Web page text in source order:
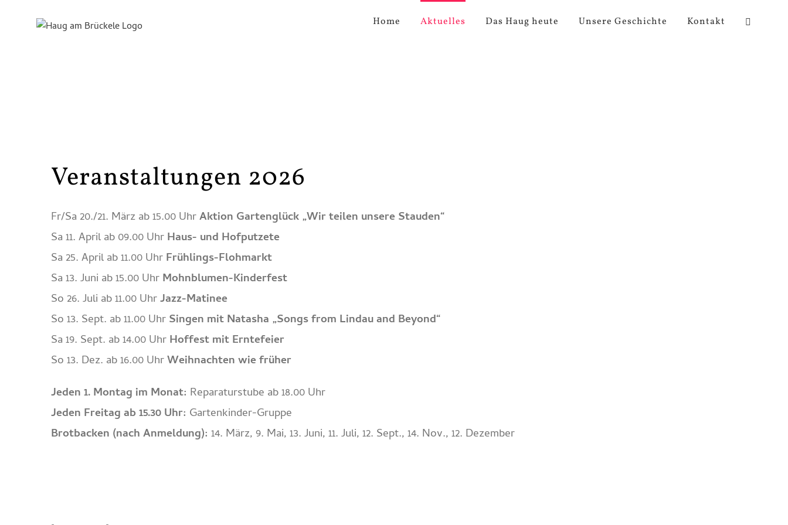
Home Aktuelles Das Haug heute Unsere Geschichte Kontakt
Veranstaltungen 2026
Fr/Sa 20./21. März ab 15.00 UhrAktion Gartenglück „Wir teilen unsere Stauden“
Sa 11. April ab 09.00 UhrHaus- und Hofputzete
Sa 25. April ab 11.00 UhrFrühlings-Flohmarkt
Sa 13. Juni ab 15.00 UhrMohnblumen-Kinderfest
So 26. Juli ab 11.00 UhrJazz-Matinee
So 13. Sept. ab 11.00 UhrSingen mit Natasha „Songs from Lindau and Beyond“
Sa 19. Sept. ab 14.00 UhrHoffest mit Erntefeier
So 13. Dez. ab 16.00 UhrWeihnachten wie früher
Jeden 1. Montag im Monat: Reparaturstube ab 18.00 Uhr
Jeden Freitag ab 15.30 Uhr: Gartenkinder-Gruppe
Brotbacken (nach Anmeldung): 14. März, 9. Mai, 13. Juni, 11. Juli, 12. Sept., 14. Nov., 12. Dezember